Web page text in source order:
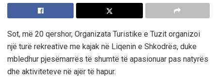
Sot, më 20 qershor, Organizata Turistike e Tuzit organizoi
një turë rekreative me kajak në Liqenin e Shkodrës, duke
mbledhur pjesëmarrës të shumtë të apasionuar pas natyrës
dhe aktiviteteve në ajër të hapur.